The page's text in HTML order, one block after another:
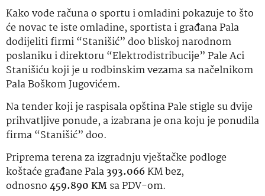
Kako vode računa o sportu i omladini pokazuje to što
će novac te iste omladine, sportista i građana Pala
dodijeliti firmi “Stanišić” doo bliskoj narodnom
poslaniku i direktoru “Elektrodistribucije” Pale Aci
Stanišiću koji je u rodbinskim vezama sa načelnikom
Pala Boškom Jugovićem.
Na tender koji je raspisala opština Pale stigle su dvije
prihvatljive ponude, a izabrana je ona koju je ponudila
firma “Stanišić” doo.
Priprema terena za izgradnju vještačke podloge
koštaće građane Pala393.066KM bez,
odnosno459.890 KMsa PDV-om.